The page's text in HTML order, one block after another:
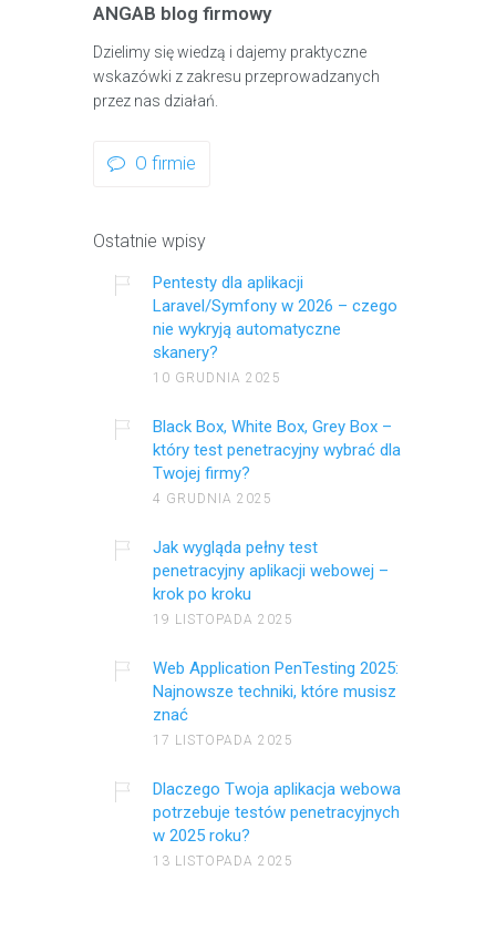
ANGAB blog firmowy
Dzielimy się wiedzą i dajemy praktyczne
wskazówki z zakresu przeprowadzanych
przez nas działań.
O firmie
Ostatnie wpisy
Pentesty dla aplikacji
Laravel/Symfony w 2026 – czego
nie wykryją automatyczne
skanery?
10 GRUDNIA 2025
Black Box, White Box, Grey Box –
który test penetracyjny wybrać dla
Twojej firmy?
4 GRUDNIA 2025
Jak wygląda pełny test
penetracyjny aplikacji webowej –
krok po kroku
19 LISTOPADA 2025
Web Application PenTesting 2025:
Najnowsze techniki, które musisz
znać
17 LISTOPADA 2025
Dlaczego Twoja aplikacja webowa
potrzebuje testów penetracyjnych
w 2025 roku?
13 LISTOPADA 2025